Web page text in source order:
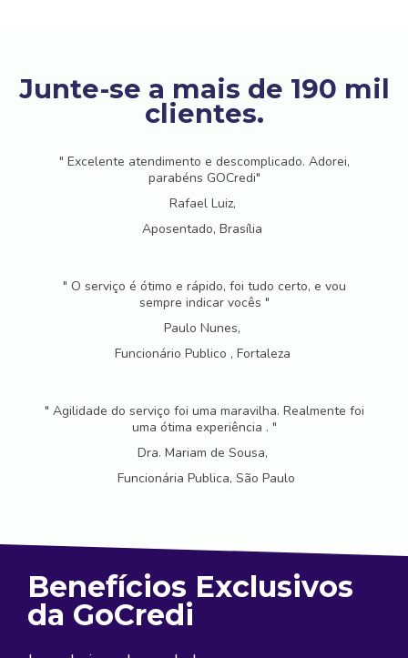
Junte-se a mais de 190 mil
clientes.
" Excelente atendimento e descomplicado. Adorei,
parabéns GOCredi"
Rafael Luiz,
Aposentado, Brasília
" O serviço é ótimo e rápido, foi tudo certo, e vou
sempre indicar vocês "
Paulo Nunes,
Funcionário Publico , Fortaleza
" Agilidade do serviço foi uma maravilha. Realmente foi
uma ótima experiência . "
Dra. Mariam de Sousa,
Funcionária Publica, São Paulo
Benefícios Exclusivos
da GoCredi